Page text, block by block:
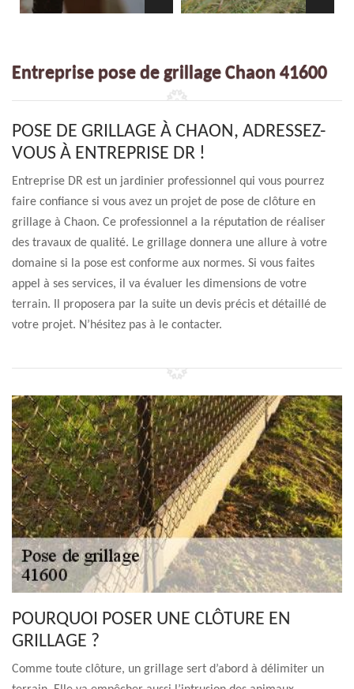
Entreprise pose de grillage Chaon 41600
POSE DE GRILLAGE À CHAON, ADRESSEZ-
VOUS À ENTREPRISE DR !
Entreprise DR est un jardinier professionnel qui vous pourrez
faire confiance si vous avez un projet de pose de clôture en
grillage à Chaon. Ce professionnel a la réputation de réaliser
des travaux de qualité. Le grillage donnera une allure à votre
domaine si la pose est conforme aux normes. Si vous faites
appel à ses services, il va évaluer les dimensions de votre
terrain. Il proposera par la suite un devis précis et détaillé de
votre projet. N’hésitez pas à le contacter.
POURQUOI POSER UNE CLÔTURE EN
GRILLAGE ?
Comme toute clôture, un grillage sert d’abord à délimiter un